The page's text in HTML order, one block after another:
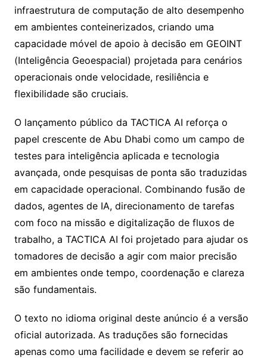
infraestrutura de computação de alto desempenho
em ambientes conteinerizados, criando uma
capacidade móvel de apoio à decisão em GEOINT
(Inteligência Geoespacial) projetada para cenários
operacionais onde velocidade, resiliência e
flexibilidade são cruciais.
O lançamento público da TACTICA AI reforça o
papel crescente de Abu Dhabi como um campo de
testes para inteligência aplicada e tecnologia
avançada, onde pesquisas de ponta são traduzidas
em capacidade operacional. Combinando fusão de
dados, agentes de IA, direcionamento de tarefas
com foco na missão e digitalização de fluxos de
trabalho, a TACTICA AI foi projetado para ajudar os
tomadores de decisão a agir com maior precisão
em ambientes onde tempo, coordenação e clareza
são fundamentais.
O texto no idioma original deste anúncio é a versão
oficial autorizada. As traduções são fornecidas
apenas como uma facilidade e devem se referir ao